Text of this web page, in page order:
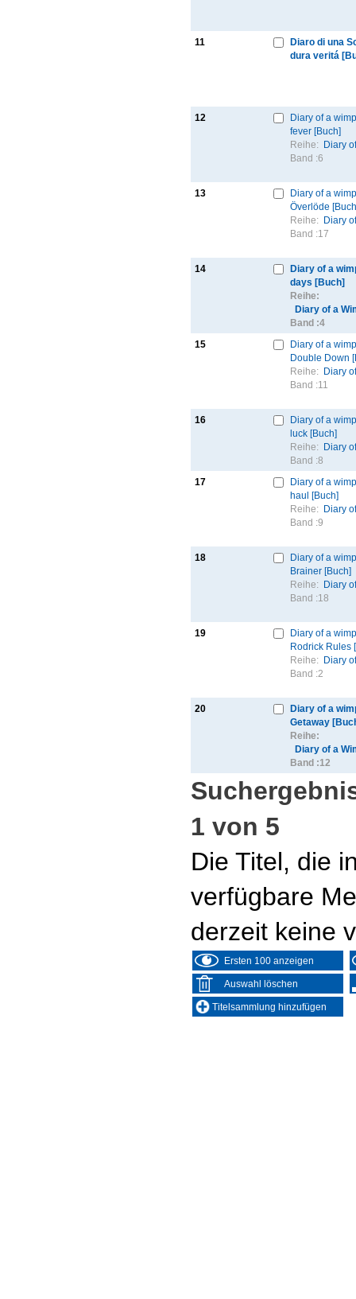
11
Diaro di una
dura veritá
12
Diary of a
fever [Buch]
Reihe:
Diary
Band :6
13
Diary of a
Överlöde
Reihe:
Diary
Band :17
14
Diary of a
days [Buch]
Reihe:
Diary of a
Band :4
15
Diary of a
Double Down
Reihe:
Diary
Band :11
16
Diary of a
luck [Buch]
Reihe:
Diary
Band :8
17
Diary of a
haul [Buch]
Reihe:
Diary
Band :9
18
Diary of a
Brainer [Buch]
Reihe:
Diary
Band :18
19
Diary of a
Rodrick Rules
Reihe:
Diary
Band :2
20
Diary of a
Getaway
Reihe:
Diary of a
Band :12
1 von 5
Die Titel, die
verfügbare
derzeit keine